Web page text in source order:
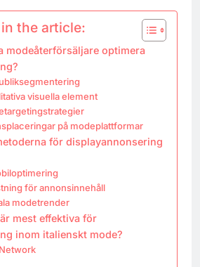
the article:
modeåterförsäljare optimera
visuella element
på modeplattformar
för displayannonsering
för annonsinnehåll
modetrender
mest effektiva för
inom italienskt mode?